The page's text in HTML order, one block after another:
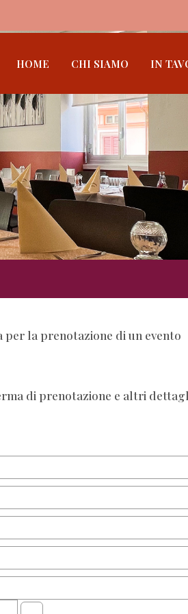
HOME CHI SIAMO IN
la prenotazione di un evento
di prenotazione e altri